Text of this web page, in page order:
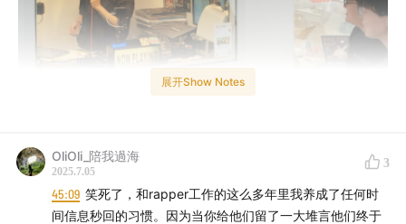
上周末，「一人之境」播客和来自明堂唱片的音乐人「地
展开Show Notes
OliOli_陪我過海
2025.7.05
3
45:09 笑死了，和rapper工作的这么多年里我养成了任何时
间信息秒回的习惯。因为当你给他们留了一大堆言他们终于